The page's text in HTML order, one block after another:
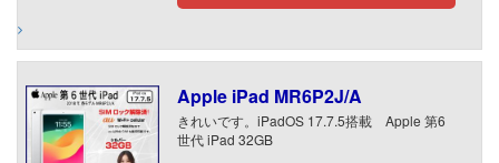
Apple iPad MR6P2J/A
きれいです。iPadOS 17.7.5搭載 Apple 第6
世代 iPad 32GB